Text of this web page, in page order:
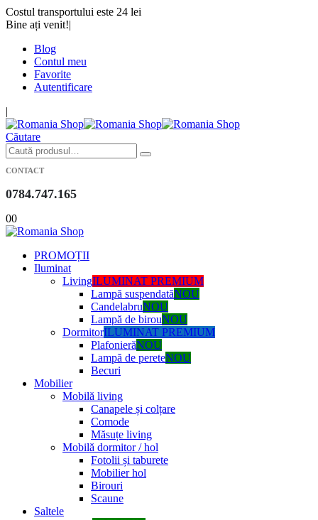
Costul transportului este 24 lei
Bine ați venit!|
Blog
Contul meu
Favorite
Autentificare
|
Căutare
CONTACT
0784.747.165
00
PROMOȚII
Iluminat
LivingILUMINAT PREMIUM
Lampă suspendatăNOU
CandelabruNOU
Lampă de birouNOU
DormitorILUMINAT PREMIUM
PlafonierăNOU
Lampă de pereteNOU
Becuri
Mobilier
Mobilă living
Canapele și colțare
Comode
Măsuțe living
Mobilă dormitor / hol
Fotolii și taburete
Mobilier hol
Birouri
Scaune
Saltele